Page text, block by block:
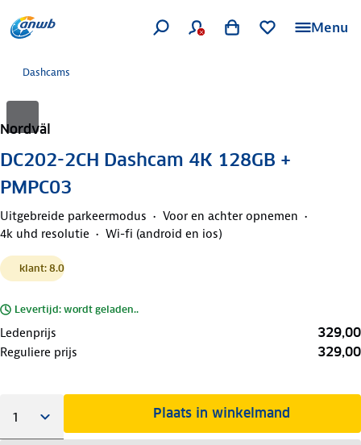
Menu
Dashcams
Nordväl
DC202-2CH Dashcam 4K 128GB +
PMPC03
Uitgebreide parkeermodus
Voor en achter opnemen
4k uhd resolutie
Wi-fi (android en ios)
klant: 8.0
Levertijd: wordt geladen..
Ledenprijs 329,00
Reguliere prijs 329,00
Plaats in winkelmand